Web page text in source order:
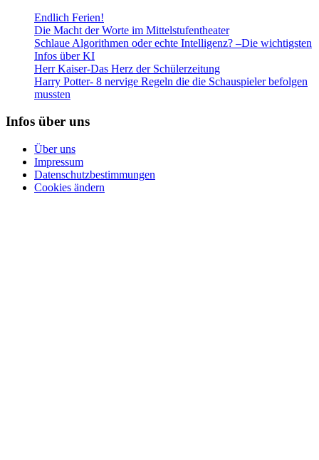
Endlich Ferien!
Die Macht der Worte im Mittelstufentheater
Schlaue Algorithmen oder echte Intelligenz? –Die wichtigsten
Infos über KI
Herr Kaiser-Das Herz der Schülerzeitung
Harry Potter- 8 nervige Regeln die die Schauspieler befolgen
mussten
Infos über uns
Über uns
Impressum
Datenschutzbestimmungen
Cookies ändern